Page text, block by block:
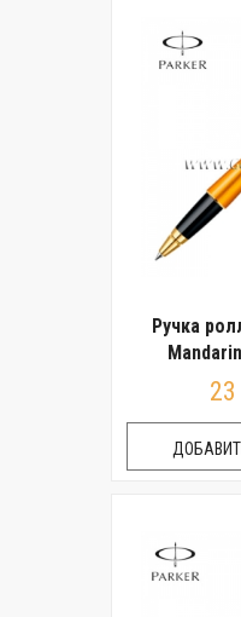
Ручка